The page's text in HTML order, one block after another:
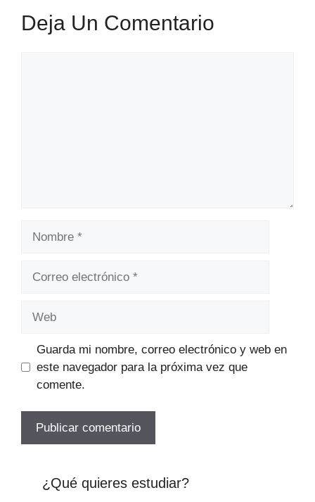
Deja Un Comentario
Guarda mi nombre, correo electrónico y web en
este navegador para la próxima vez que
comente.
¿Qué quieres estudiar?